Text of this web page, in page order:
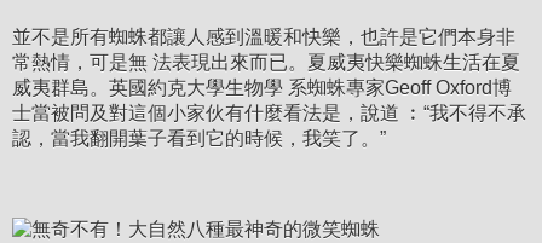
並不是所有蜘蛛都讓人感到溫暖和快樂，也許是它們本身非
常熱情，可是無 法表現出來而已。夏威夷快樂蜘蛛生活在夏
威夷群島。英國約克大學生物學 系蜘蛛專家Geoff Oxford博
士當被問及對這個小家伙有什麼看法是，說道 ︰“我不得不承
認，當我翻開葉子看到它的時候，我笑了。”